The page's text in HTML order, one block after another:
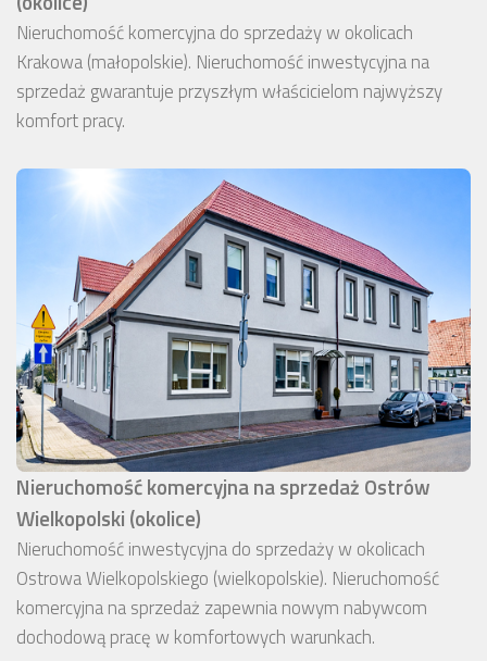
Nieruchomość komercyjna do sprzedaży w okolicach
Krakowa (małopolskie). Nieruchomość inwestycyjna na
sprzedaż gwarantuje przyszłym właścicielom najwyższy
komfort pracy.
Nieruchomość komercyjna na sprzedaż Ostrów
Wielkopolski (okolice)
Nieruchomość inwestycyjna do sprzedaży w okolicach
Ostrowa Wielkopolskiego (wielkopolskie). Nieruchomość
komercyjna na sprzedaż zapewnia nowym nabywcom
dochodową pracę w komfortowych warunkach.